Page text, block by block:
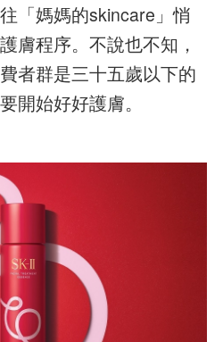
「媽媽的skincare」悄
膚程序。不說也不知，
者群是三十五歲以下的
開始好好護膚。